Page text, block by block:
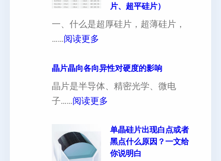
片、超平硅片）
一、什么是超厚硅片，超薄硅片，
……阅读更多
寸
超
厚
晶片晶向各向异性对硬度的影响
晶片是半导体、精密光学、微电
子……阅读更多
片
晶
单晶硅片出现白点或者
黑点什么原因？一文给
你说明白